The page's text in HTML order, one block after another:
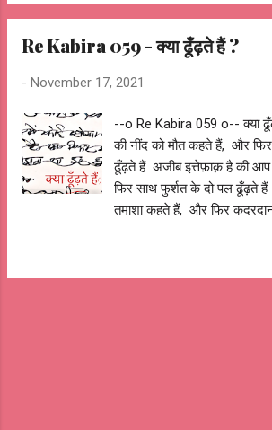
किसी के इंतज़ार में या तो वह है
कर भी सो न सका सामने वाले
पता नहीं आशुतोष झुड़ेले
Re Kabira 059 - क्या ढूँढ़ते हैं ?
- November 17, 2021
--o Re Kabira 059 o-- क्या
की नींद को मौत कहते हैं, और
ढूँढ़ते हैं अजीब इत्तेफ़ाक़ है की
फिर साथ फुर्शत के दो पल ढूँढ़ते
तमाशा कहते हैं, और फिर
अपने फायदे ढूँढ़ते हैं कभी आप
चलते हैं, और फिर दुश्मनों में